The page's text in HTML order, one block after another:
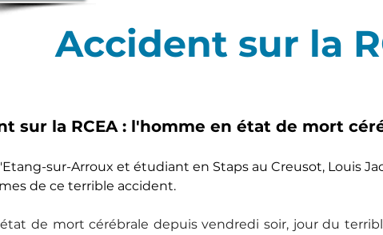
Accident sur la
sur la RCEA : l'homme en état de mort
sur-Arroux et étudiant en Staps au Creusot, Louis
de ce terrible accident.
de mort cérébrale depuis vendredi soir, jour du